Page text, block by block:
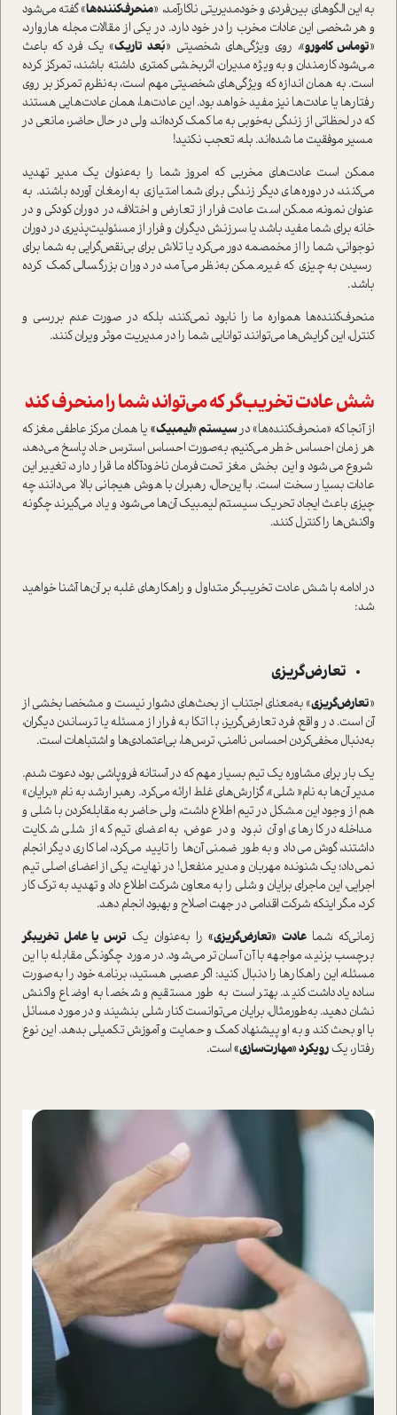
به این الگوهای بین‌فردی و خودمدیریتی ناکارآمد، «منحرف‌کننده‌ها» گفته می‌شود
و هر شخصی این عادات مخرب را در خود دارد. در یکی از مقالات مجله هاروارد،
«توماس کامورو»، روی ویژگی‌های شخصیتی «بُعد تاریک» یک فرد که باعث
می‌شود کارمندان و به‌ویژه مدیران، اثربخشی کمتری داشته باشند، تمرکز کرده
است. به همان اندازه که ویژگی‌های شخصیتی مهم است، به‌نظرم تمرکز بر روی
رفتارها یا عادت‌ها نیز مفید خواهد بود. این عادت‌ها، همان‌ عادت‌هایی هستند
که در لحظاتی از زندگی به‌خوبی به ما کمک کرده‌اند، ولی در حال حاضر، مانعی در
مسیر موفقیت ما شده‌اند. بله، تعجب نکنید!
ممکن است عادت‌های مخربی که امروز شما را به‌عنوان یک مدیر تهدید
می‌کنند، در دوره‌های دیگر زندگی برای شما امتیازی به ارمغان آورده باشند. به
عنوان نمونه، ممکن است عادت فرار از تعارض و اختلاف، در دوران کودکی و در
خانه برای شما مفید باشد یا سرزنش دیگران و فرار از مسئولیت‌پذیری در دوران
نوجوانی، شما را از مخمصمه دور می‌کرد یا تلاش برای بی‌نقص‌گرایی به شما برای
رسیدن به چیزی که غیرممکن به‌نظر می‌آمد، در دوران بزرگسالی کمک کرده
باشد.
منحرف‌کننده‌ها همواره ما را نابود نمی‌کنند، بلکه در صورت عدم بررسی و
کنترل، این گرایش‌ها می‌توانند توانایی شما را در مدیریت موثر ویران کنند.
شش عادت تخریب‌گر که می‌تواند شما را منحرف کند
از آنجا که «منحرف‌کننده‌ها» درسیستم «لیمبیک» یا همان مرکز عاطفی مغز که
هر زمان احساس خطر می‌کنیم، به‌صورت احساس استرس حاد پاسخ می‌دهد،
شروع می‌شود و این بخش مغز تحت‌فرمان ناخودآگاه ما قرار دارد، تغییر این
عادات بسیار سخت است. با‌این‌حال، رهبران با هوش هیجانی بالا می‌دانند چه
چیزی باعث ایجاد تحریک سیستم لیمبیک آن‌ها می‌شود و یاد می‌گیرند چگونه
واکنش‌ها را کنترل کنند.
در ادامه با شش عادت تخریب‌گر متداول و راهکارهای غلبه بر آن‌ها آشنا خواهید
شد:
تعارض‌گریزی
«تعارض‌گریزی» به‌معنای اجتناب از بحث‌های دشوار نیست و مشخصا بخشی از
آن است. در واقع، فرد تعارض‌گریز، با اتکا به فرار از مسئله یا ترساندن دیگران،
به‌دنبال مخفی‌کردن احساس ناامنی، ترس‌ها، بی‌اعتمادی‌ها و اشتباهات است.
یک بار برای مشاوره یک تیم بسیار مهم که در آستانه فروپاشی بود، دعوت شدم.
مدیر آن‌ها به نام« شلی»، گزارش‌های غلط ارائه می‌کرد. رهبر ارشد به نام «برایان»
هم از وجود این مشکل در تیم اطلاع داشت، ولی حاضر به مقابله‌کردن با شلی و
مداخله در کارهای او آن نبود و در عوض، به اعضای تیم که از شلی شکایت
داشتند، گوش می‌داد و به طور ضمنی آن‌ها را تایید می‌کرد، اما کاری دیگر انجام
نمی‌داد؛ یک شنونده مهربان و مدیر منفعل! در نهایت، یکی از اعضای اصلی تیم
اجرایی، این ماجرای برایان و شلی را به معاون شرکت اطلاع داد و تهدید به ترک کار
کرد، مگر اینکه شرکت اقدامی در جهت اصلاح و بهبود انجام دهد.
زمانی‌که شماعادت «تعارض‌گریزی» را به‌عنوان یک ترس یا عامل تخریبگر
برچسب بزنید، مواجهه با آن آسان‌تر می‌شود. در مورد چگونگی مقابله با این
مسئله، این راهکارها را دنبال کنید: اگر عصبی هستید، برنامه خود را به‌صورت
ساده یادداشت کنید. بهتر است به طور مستقیم و شخصا به اوضاع واکنش
نشان دهید. به‌طورمثال، برایان می‌توانست کنار شلی بنشیند و در مورد مسائل
با او بحث کند و به او پیشنهاد کمک و حمایت و آموزش تکمیلی بدهد. این نوع
رفتار، یک رویکرد «مهارت‌سازی»است.